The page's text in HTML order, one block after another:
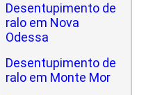
Desentupimento de
ralo em Nova
Odessa
Desentupimento de
ralo em Monte Mor